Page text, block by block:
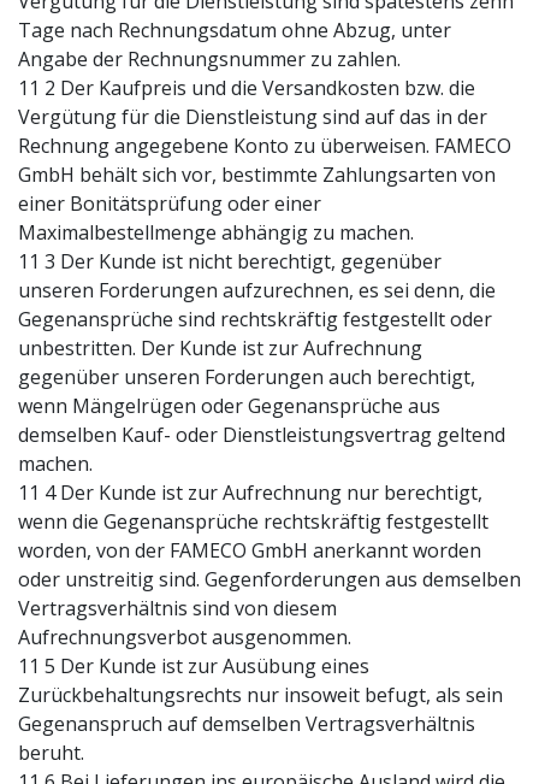
Tage nach Rechnungsdatum ohne Abzug, unter
Angabe der Rechnungsnummer zu zahlen.
11 2 Der Kaufpreis und die Versandkosten bzw. die
Vergütung für die Dienstleistung sind auf das in der
Rechnung angegebene Konto zu überweisen. FAMECO
GmbH behält sich vor, bestimmte Zahlungsarten von
einer Bonitätsprüfung oder einer
Maximalbestellmenge abhängig zu machen.
11 3 Der Kunde ist nicht berechtigt, gegenüber
unseren Forderungen aufzurechnen, es sei denn, die
Gegenansprüche sind rechtskräftig festgestellt oder
unbestritten. Der Kunde ist zur Aufrechnung
gegenüber unseren Forderungen auch berechtigt,
wenn Mängelrügen oder Gegenansprüche aus
demselben Kauf- oder Dienstleistungsvertrag geltend
machen.
11 4 Der Kunde ist zur Aufrechnung nur berechtigt,
wenn die Gegenansprüche rechtskräftig festgestellt
worden, von der FAMECO GmbH anerkannt worden
oder unstreitig sind. Gegenforderungen aus demselben
Vertragsverhältnis sind von diesem
Aufrechnungsverbot ausgenommen.
11 5 Der Kunde ist zur Ausübung eines
Zurückbehaltungsrechts nur insoweit befugt, als sein
Gegenanspruch auf demselben Vertragsverhältnis
beruht.